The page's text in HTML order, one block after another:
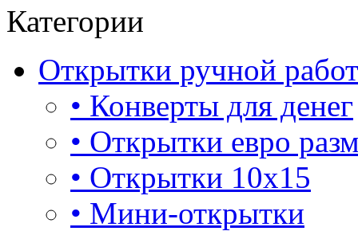
Категории
Открытки ручной
• Конверты для денег
• Открытки евро
• Открытки 10х15
• Мини-открытки